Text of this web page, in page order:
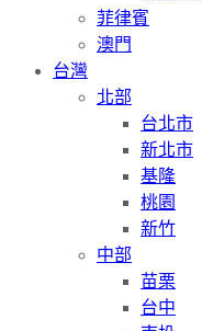
菲律賓
澳門
台灣
北部
台北市
新北市
基隆
桃園
新竹
中部
苗栗
台中